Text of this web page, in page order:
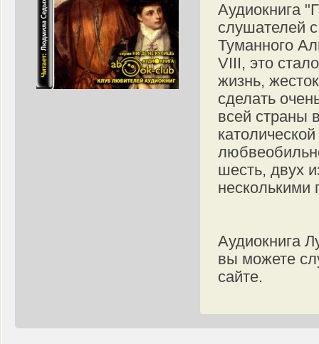
Аудиокнига
слушателей
Туманного
VIII, это
жизнь,
сделать
всей страны
шесть, двух
несколькими
Аудиокнига
вы можете
сайте.